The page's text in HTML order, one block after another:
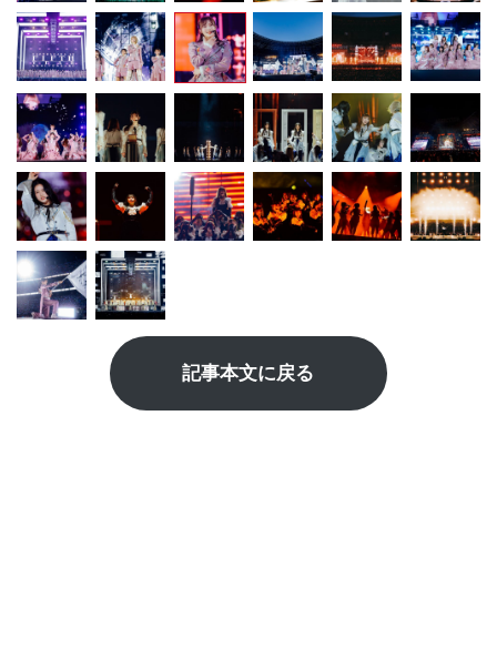
記事本文に戻る